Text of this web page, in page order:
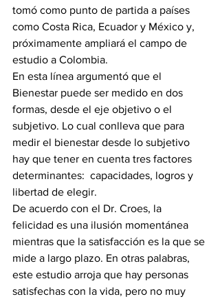
tomó como punto de partida a países
como Costa Rica, Ecuador y México y,
próximamente ampliará el campo de
estudio a Colombia.
En esta línea argumentó que el
Bienestar puede ser medido en dos
formas, desde el eje objetivo o el
subjetivo. Lo cual conlleva que para
medir el bienestar desde lo subjetivo
hay que tener en cuenta tres factores
determinantes:  capacidades, logros y
libertad de elegir.
De acuerdo con el Dr. Croes, la
felicidad es una ilusión momentánea
mientras que la satisfacción es la que se
mide a largo plazo. En otras palabras,
este estudio arroja que hay personas
satisfechas con la vida, pero no muy